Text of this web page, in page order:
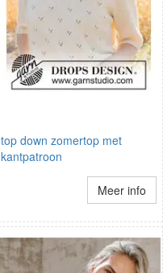
top down zomertop met
kantpatroon
Meer info